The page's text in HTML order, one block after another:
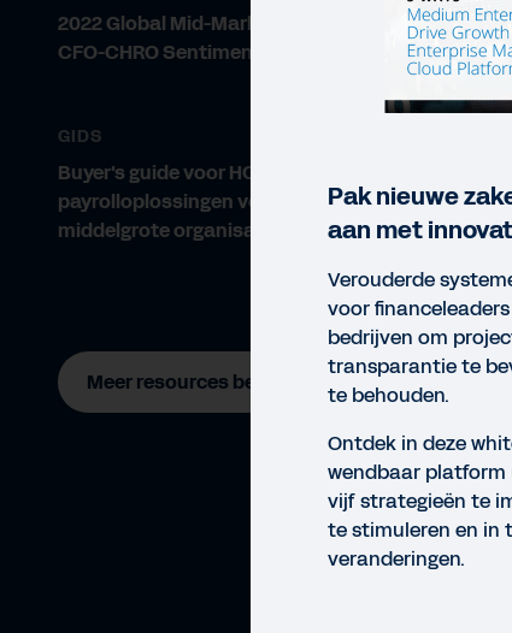
2022 Global Mid-Market Report
CFO-CHRO Sentiment Study
GIDS
Buyer's guide voor HCM- en
payrolloplossingen voor
middelgrote organisaties
Meer resources bekijken
Pak nieuwe
aan met
Verouderde
voor
bedrijven om
transparantie te
te behouden.
Ontdek in deze
wendbaar
vijf strategieën te
te stimuleren en in
veranderingen.